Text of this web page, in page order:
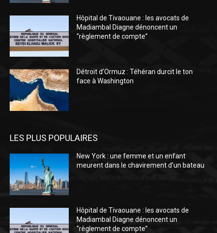
Hôpital de Tivaouane : les avocats de
Madiambal Diagne dénoncent un
“règlement de compte”
Détroit d’Ormuz : Téhéran durcit le ton
face à Washington
LES PLUS POPULAIRES
New York : une femme et un enfant
meurent dans le chavirement d’un bateau
Hôpital de Tivaouane : les avocats de
Madiambal Diagne dénoncent un
“règlement de compte”